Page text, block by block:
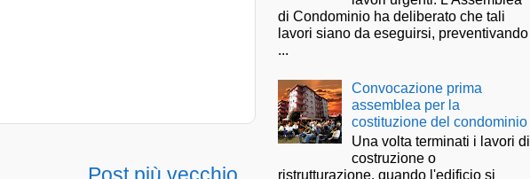
di Condominio ha deliberato che tali
lavori siano da eseguirsi, preventivando
...
Convocazione prima
assemblea per la
costituzione del condominio
Una volta terminati i lavori di
costruzione o
ristrutturazione, quando l'edificio si